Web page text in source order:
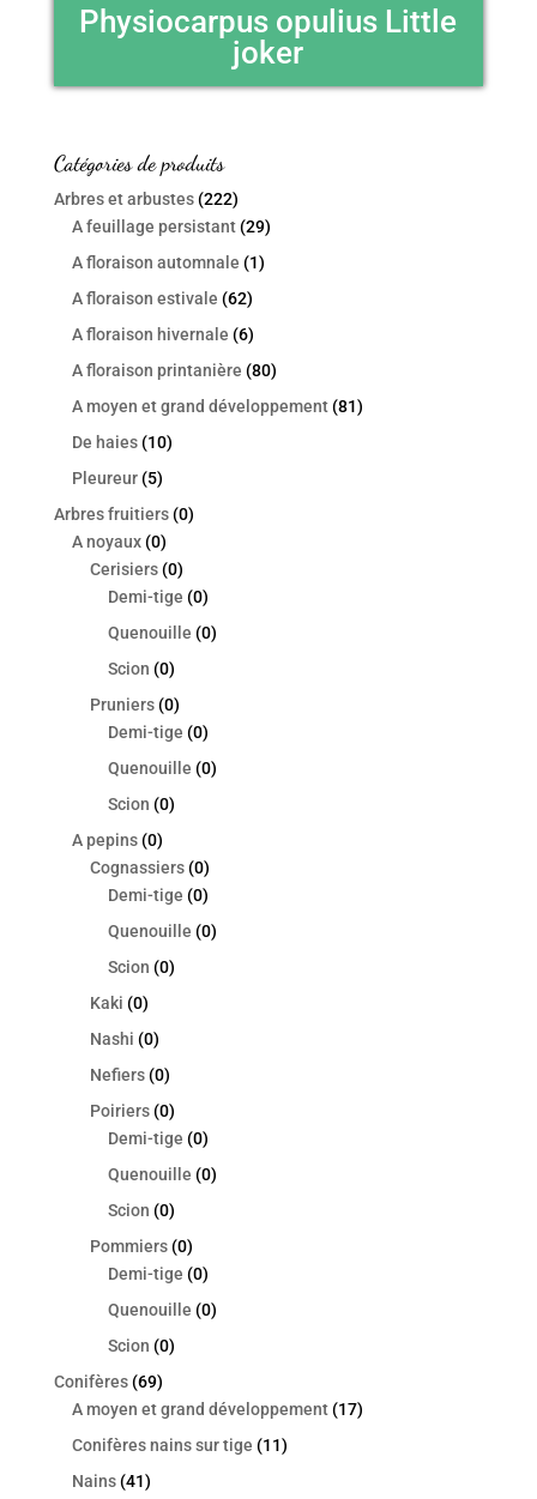
Physiocarpus opulius Little
joker
Catégories de produits
Arbres et arbustes (222)
A feuillage persistant (29)
A floraison automnale (1)
A floraison estivale (62)
A floraison hivernale (6)
A floraison printanière (80)
A moyen et grand développement (81)
De haies (10)
Pleureur (5)
Arbres fruitiers (0)
A noyaux (0)
Cerisiers (0)
Demi-tige (0)
Quenouille (0)
Scion (0)
Pruniers (0)
Demi-tige (0)
Quenouille (0)
Scion (0)
A pepins (0)
Cognassiers (0)
Demi-tige (0)
Quenouille (0)
Scion (0)
Kaki (0)
Nashi (0)
Nefiers (0)
Poiriers (0)
Demi-tige (0)
Quenouille (0)
Scion (0)
Pommiers (0)
Demi-tige (0)
Quenouille (0)
Scion (0)
Conifères (69)
A moyen et grand développement (17)
Conifères nains sur tige (11)
Nains (41)